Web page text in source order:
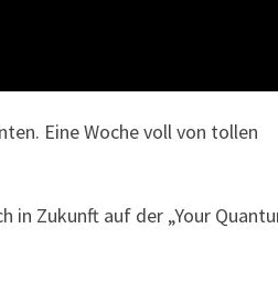
Eine Woche voll von tollen
in Zukunft auf der „Your